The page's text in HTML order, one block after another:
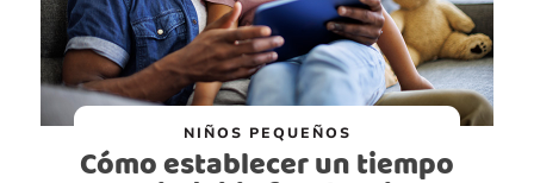
NIÑOS PEQUEÑOS
Cómo establecer un tiempo